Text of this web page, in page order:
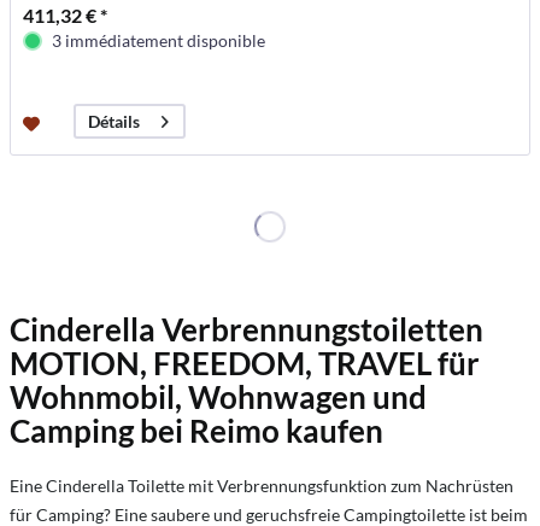
411,32 € *
3 immédiatement disponible
Détails
Cinderella Verbrennungstoiletten
MOTION, FREEDOM, TRAVEL für
Wohnmobil, Wohnwagen und
Camping bei Reimo kaufen
Eine Cinderella Toilette mit Verbrennungsfunktion zum Nachrüsten
für Camping? Eine saubere und geruchsfreie Campingtoilette ist beim